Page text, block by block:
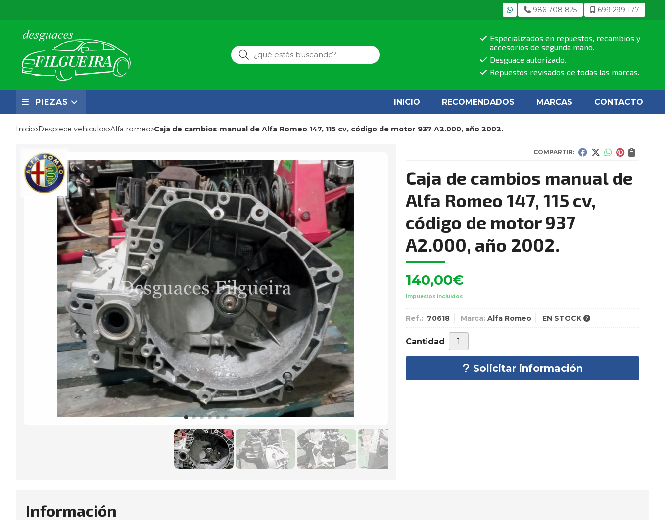
986 708 825 699 299 177
Buscar
Especializados en repuestos, recambios y
accesorios de segunda mano.
Desguace autorizado.
Repuestos revisados de todas las marcas.
PIEZAS INICIO RECOMENDADOS MARCAS CONTACTO
Inicio despiece vehiculos alfa romeo Caja de cambios manual de Alfa Romeo 147, 115 cv, código de motor 937 A2.000, año 2002.
COMPARTIR:
Caja de cambios manual de
Alfa Romeo 147, 115 cv,
código de motor 937
A2.000, año 2002.
140,00€
Impuestos incluidos
Ref.: 70618 Marca: Alfa Romeo EN STOCK
Cantidad
Solicitar información
Información